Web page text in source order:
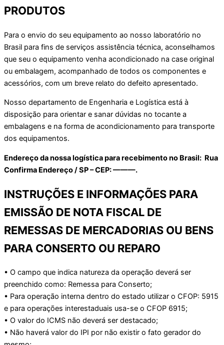
PRODUTOS
Para o envio do seu equipamento ao nosso laboratório no
Brasil para fins de serviços assistência técnica, aconselhamos
que seu o equipamento venha acondicionado na case original
ou embalagem, acompanhado de todos os componentes e
acessórios, com um breve relato do defeito apresentado.
Nosso departamento de Engenharia e Logística está à
disposição para orientar e sanar dúvidas no tocante a
embalagens e na forma de acondicionamento para transporte
dos equipamentos.
Endereço da nossa logística para recebimento no Brasil: Rua
Confirma Endereço / SP – CEP: ———.
INSTRUÇÕES E INFORMAÇÕES PARA
EMISSÃO DE NOTA FISCAL DE
REMESSAS DE MERCADORIAS OU BENS
PARA CONSERTO OU REPARO
• O campo que indica natureza da operação deverá ser
preenchido como: Remessa para Conserto;
• Para operação interna dentro do estado utilizar o CFOP: 5915
e para operações interestaduais usa-se o CFOP 6915;
• O valor do ICMS não deverá ser destacado;
• Não haverá valor do IPI por não existir o fato gerador do